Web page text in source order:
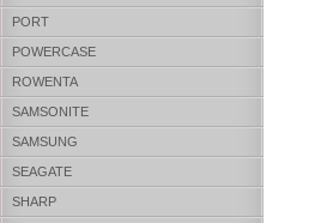
PORT
POWERCASE
ROWENTA
SAMSONITE
SAMSUNG
SEAGATE
SHARP